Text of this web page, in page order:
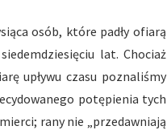
osób, które padły ofiarą
lat. Chociaż
upływu czasu poznaliśmy
potępienia tych
rany nie „przedawniają